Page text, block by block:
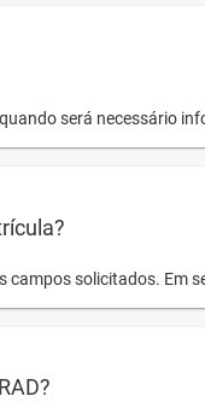
será necessário
campos solicitados.